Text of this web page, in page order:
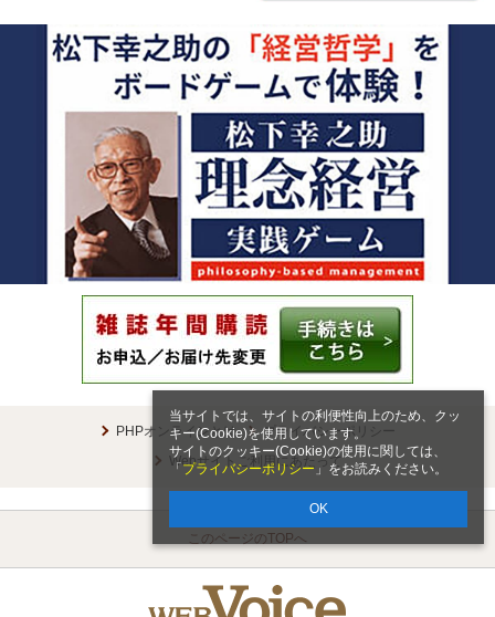
当サイトでは、サイトの利便性向上のため、クッ
キー(Cookie)を使用しています。
サイトのクッキー(Cookie)の使用に関しては、
「 プライバシーポリシー 」をお読みください。
OK
PHPオンラインとは
プライバシーポリシー
Webサイトご利用にあたって
このページのTOPへ